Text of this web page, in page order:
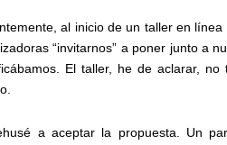
al inicio de un taller en
“invitarnos” a poner junto a
El taller, he de aclarar,
a aceptar la propuesta. Un